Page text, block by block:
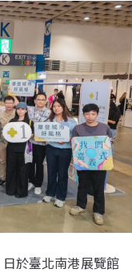
於臺北南港展覽館